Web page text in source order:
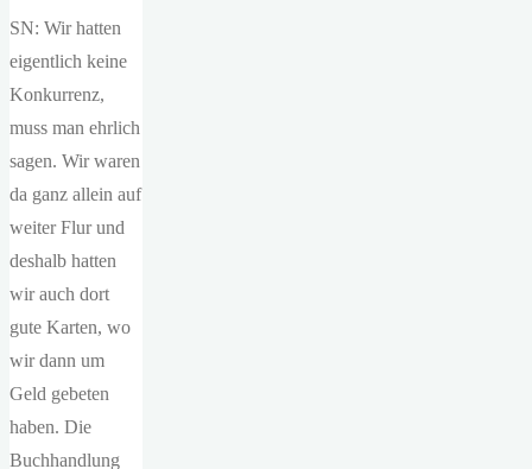
SN: Wir hatten
eigentlich keine
Konkurrenz,
muss man ehrlich
sagen. Wir waren
da ganz allein auf
weiter Flur und
deshalb hatten
wir auch dort
gute Karten, wo
wir dann um
Geld gebeten
haben. Die
Buchhandlung